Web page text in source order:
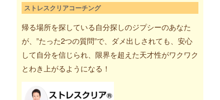
ストレスクリアコーチング
帰る場所を探している自分探しのジプシーのあなた
が、”たった2つの質問”で、ダメ出しされても、安心
して自分を信じられ、限界を超えた天才性がワクワク
とわき上がるようになる！